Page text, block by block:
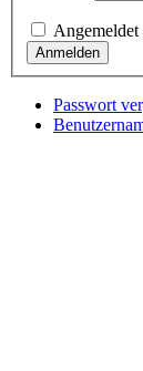
Angemeldet
Passwort